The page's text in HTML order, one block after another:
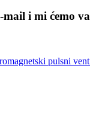
i mi ćemo
pulsni